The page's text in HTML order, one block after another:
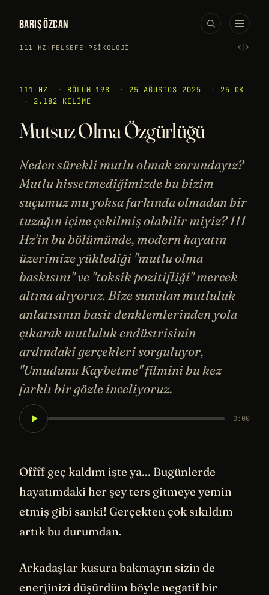
BARIŞ ÖZCAN
111 HZ › FELSEFE · PSIKOLOJI ‹›
111 HZ · BÖLÜM 198 · 25 AĞUSTOS 2025 ·
25 DK
·
2.182 KELIME
Mutsuz Olma Özgürlüğü
Neden sürekli mutlu olmak zorundayız?
Mutlu hissetmediğimizde bu bizim
suçumuz mu yoksa farkında olmadan bir
tuzağın içine çekilmiş olabilir miyiz? 111
Hz’in bu bölümünde, modern hayatın
üzerimize yüklediği "mutlu olma
baskısını" ve "toksik pozitifliği" mercek
altına alıyoruz. Bize sunulan mutluluk
anlatısının basit denklemlerinden yola
çıkarak mutluluk endüstrisinin
ardındaki gerçekleri sorguluyor,
"Umudunu Kaybetme" filmini bu kez
farklı bir gözle inceliyoruz.
0:00
Offff geç kaldım işte ya... Bugünlerde
hayatımdaki her şey ters gitmeye yemin
etmiş gibi sanki! Gerçekten çok sıkıldım
artık bu durumdan.
Arkadaşlar kusura bakmayın sizin de
enerjinizi düşürdüm böyle negatif bir